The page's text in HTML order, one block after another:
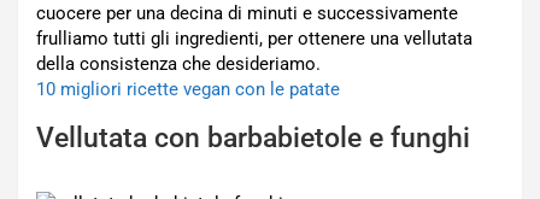
cuocere per una decina di minuti e successivamente
frulliamo tutti gli ingredienti, per ottenere una vellutata
della consistenza che desideriamo.
10 migliori ricette vegan con le patate
Vellutata con barbabietole e funghi